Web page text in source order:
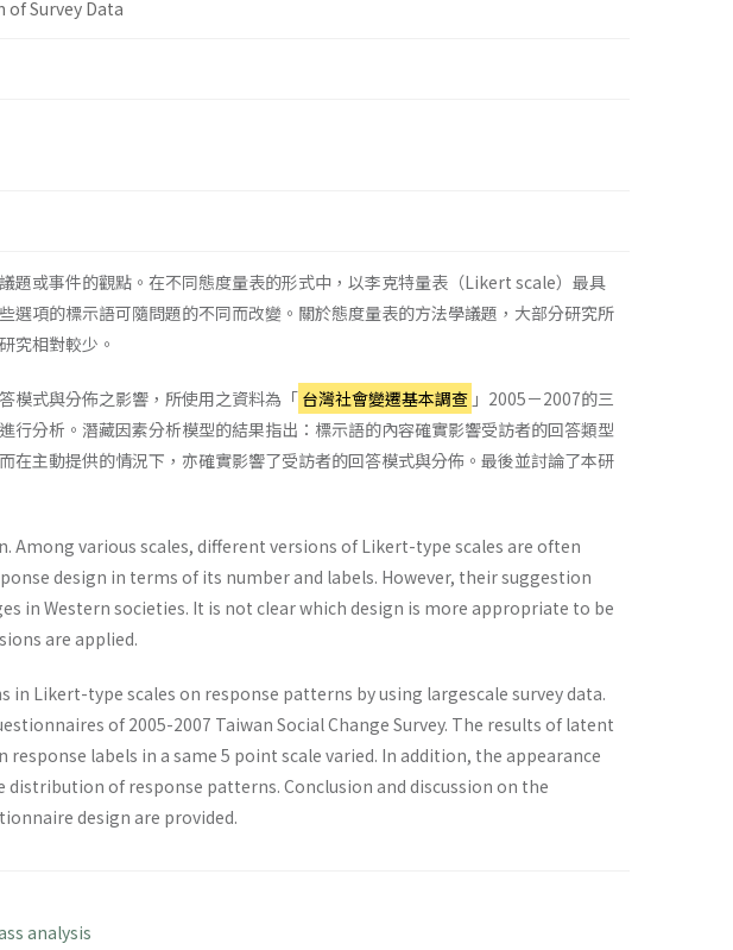
of Survey Data
題或事件的觀點。在不同態度量表的形式中，以李克特量表（Likert scale）最具
項的標示語可隨問題的不同而改變。關於態度量表的方法學議題，大部分研究所
究相對較少。
模式與分佈之影響，所使用之資料為「 台灣社會變遷基本調查 」2005－2007的三
分析。潛藏因素分析模型的結果指出：標示語的內容確實影響受訪者的回答類型
主動提供的情況下，亦確實影響了受訪者的回答模式與分佈。最後並討論了本研
Among various scales, different versions of Likert-type scales are often
design in terms of its number and labels. However, their suggestion
in Western societies. It is not cIear which design is more appropriate to be
are applied.
Likert-type scales on response patterns by using largescale survey data.
of 2005-2007 Taiwan Social Change Survey. The results of latent
labels in a same 5 point scale varied. In addition, the appearance
of response patterns. Conclusion and discussion on the
design are provided.
analysis